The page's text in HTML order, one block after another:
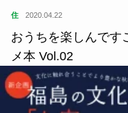
住 2020.04.22
おうちを楽しんです
メ本 Vol.02